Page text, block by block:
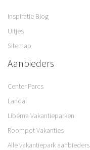
Inspiratie Blog
Uitjes
Sitemap
Aanbieders
Center Parcs
Landal
Libéma Vakantieparken
Roompot Vakanties
Alle vakantiepark aanbieders